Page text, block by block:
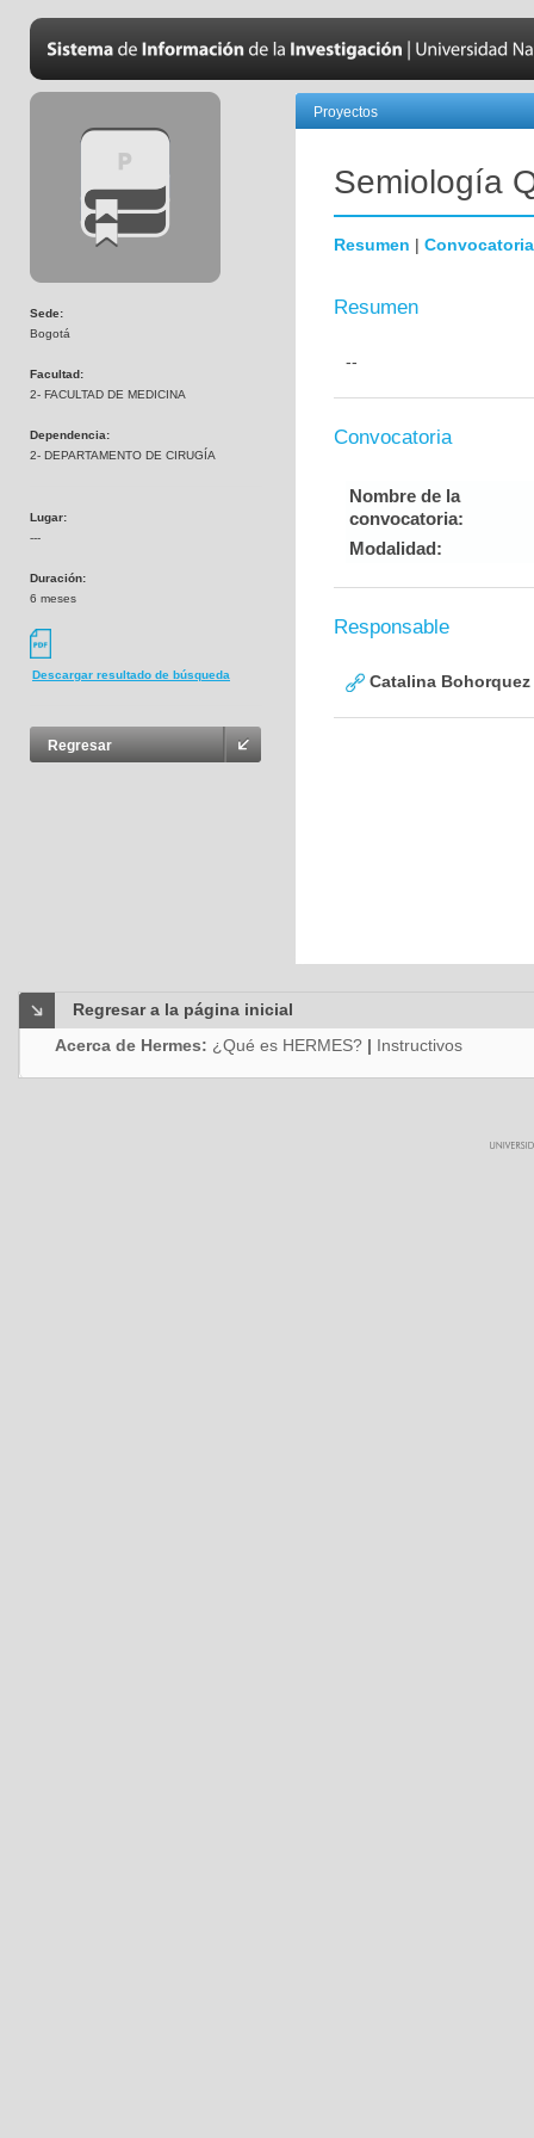
Sede:
Bogotá
Facultad:
2- FACULTAD DE MEDICINA
Dependencia:
2- DEPARTAMENTO DE CIRUGÍA
Lugar:
---
Duración:
6 meses
Descargar resultado de búsqueda
Regresar
Proyectos
Semiología
Resumen | Convocatoria
Resumen
--
Convocatoria
Nombre de la
convocatoria:
Modalidad:
Responsable
Catalina Bohorquez
Regresar a la página inicial
Acerca de Hermes: ¿Qué es HERMES? | Instructivos